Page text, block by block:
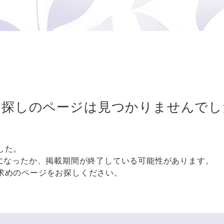
しのページは 見つかりませんで
。
ったか、掲載期間が終了している可能性があります。
めのページをお探しください。